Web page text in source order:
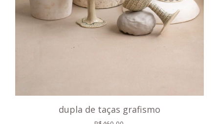
dupla de taças grafismo